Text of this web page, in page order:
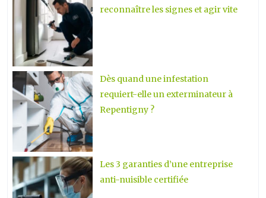
reconnaître les signes et agir vite
Dès quand une infestation
requiert-elle un exterminateur à
Repentigny ?
Les 3 garanties d’une entreprise
anti-nuisible certifiée